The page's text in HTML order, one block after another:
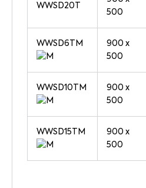
WWSD20T
500
WWSD6TM
900 x
500
WWSD10TM
900 x
500
WWSD15TM
900 x
500